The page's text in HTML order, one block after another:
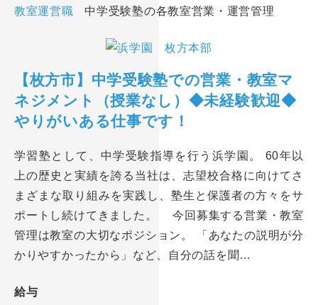
教室運営職 中学受験塾の各教室営業・運営管理
【枚方市】中学受験塾での営業・教室マ
ネジメント（授業なし）◆未経験歓迎◆
やりがいある仕事です！
学習塾として、中学受験指導を行う浜学園。 60年以
上の歴史と実績を誇る当社は、志望校合格に向けてさ
まざまな取り組みを実践し、塾生と保護者の方々をサ
ポートし続けてきました。 今回募集する営業・教室
管理は教室の大切なポジション。 「あなたの説明が分
かりやすかったから」など、自分の話を聞…
給与